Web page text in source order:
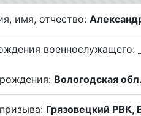
имя, отчество:
военнослужащего:
Вологодская обл.
Грязовецкий РВК,